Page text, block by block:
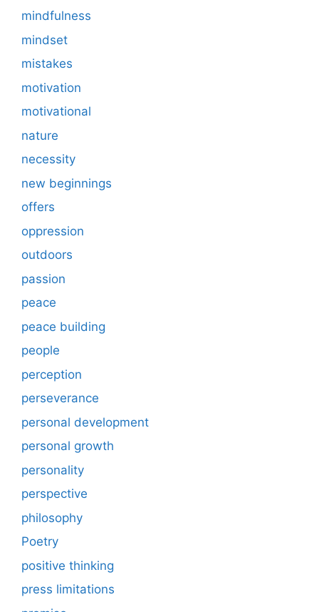
mindfulness
mindset
mistakes
motivation
motivational
nature
necessity
new beginnings
offers
oppression
outdoors
passion
peace
peace building
people
perception
perseverance
personal development
personal growth
personality
perspective
philosophy
Poetry
positive thinking
press limitations